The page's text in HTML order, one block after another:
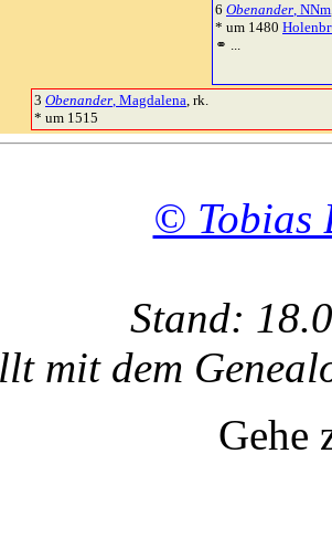
6 Obenander, NNm
* um 1480
⚭ ...
3 Obenander, Magdalena, rk.
* um 1515
© Tobias
Stand:
mit dem
Gehe